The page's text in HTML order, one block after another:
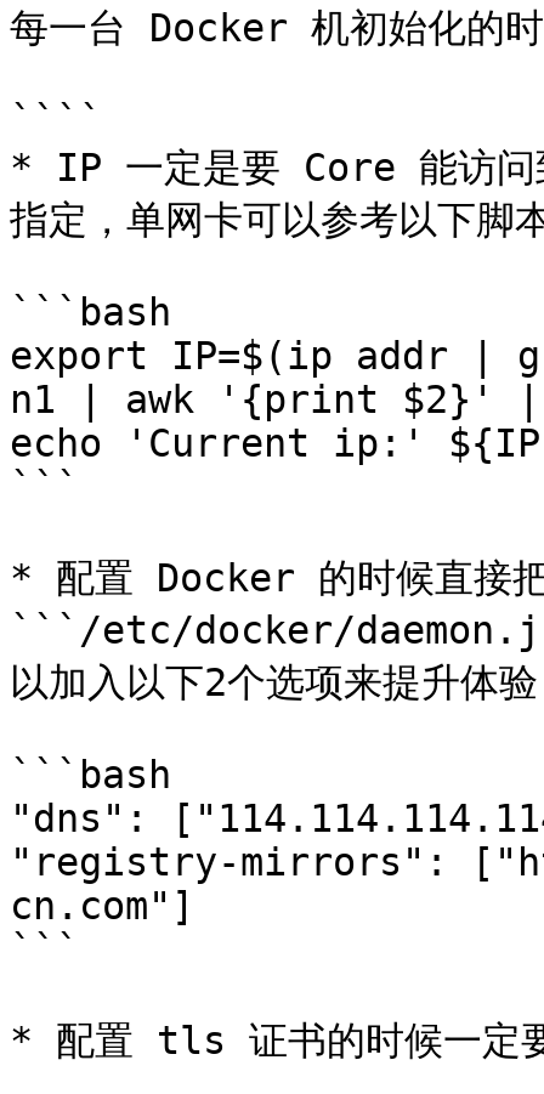
每一台 Docker 机初始化的
````
* IP 一定是要 Core 能访问
指定，单网卡可以参考以下脚
```bash
export IP=$(ip addr
n1 | awk '{print
echo 'Current ip:'
```
* 配置 Docker 的时候直接
```/etc/docker/
以加入以下2个选项来提升体
```bash
"dns":
"registry-mirrors":
cn.com"]
```
* 配置 tls 证书的时候一定